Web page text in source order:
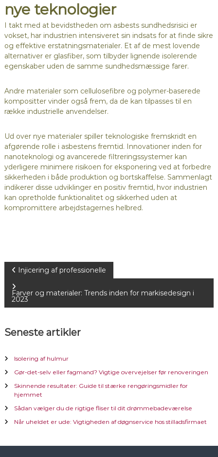
nye teknologier
I takt med at bevidstheden om asbests sundhedsrisici er
vokset, har industrien intensiveret sin indsats for at finde sikre
og effektive erstatningsmaterialer. Et af de mest lovende
alternativer er glasfiber, som tilbyder lignende isolerende
egenskaber uden de samme sundhedsmæssige farer.
Andre materialer som cellulosefibre og polymer-baserede
kompositter vinder også frem, da de kan tilpasses til en
række industrielle anvendelser.
Ud over nye materialer spiller teknologiske fremskridt en
afgørende rolle i asbestens fremtid. Innovationer inden for
nanoteknologi og avancerede filtreringssystemer kan
yderligere minimere risikoen for eksponering ved at forbedre
sikkerheden i både produktion og bortskaffelse. Sammenlagt
indikerer disse udviklinger en positiv fremtid, hvor industrien
kan opretholde funktionalitet og sikkerhed uden at
kompromittere arbejdstagernes helbred.
n
l
æ
g
s
n
a
Injicering af professionelle
Farver og materialer: Trends inden for markisedesign i
2023
Seneste artikler
Isolering af hulmur
Gør-det-selv eller fagmand? Vigtige overvejelser før renoveringen
Skinnende resultater: Guide til stærke rengøringsmidler for
hjemmet
Sådan vælger du de rigtige fliser til dit drømmebadeværelse
Når uheldet er ude: Vigtigheden af døgnservice hos stilladsfirmaet